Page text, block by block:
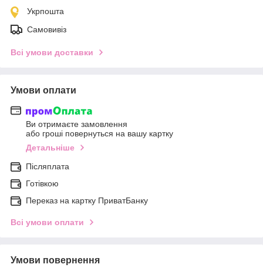
Укрпошта
Самовивіз
Всі умови доставки
Умови оплати
Ви отримаєте замовлення
або гроші повернуться на вашу картку
Детальніше
Післяплата
Готівкою
Переказ на картку ПриватБанку
Всі умови оплати
Умови повернення